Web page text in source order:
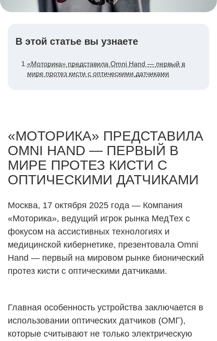
В этой статье вы узнаете
1. «Моторика» представила Omni Hand — первый в
мире протез кисти с оптическими датчиками
«МОТОРИКА» ПРЕДСТАВИЛА
OMNI HAND — ПЕРВЫЙ В
МИРЕ ПРОТЕЗ КИСТИ С
ОПТИЧЕСКИМИ ДАТЧИКАМИ
Москва, 17 октября 2025 года — Компания
«Моторика», ведущий игрок рынка МедТех с
фокусом на ассистивных технологиях и
медицинской кибернетике, презентовала Omni
Hand — первый на мировом рынке бионический
протез кисти с оптическими датчиками.
Главная особенность устройства заключается в
использовании оптических датчиков (ОМГ),
которые считывают не только электрическую